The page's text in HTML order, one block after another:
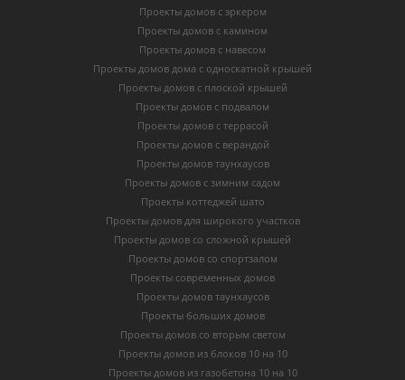
Проекты домов с эркером
Проекты домов с камином
Проекты домов с навесом
Проекты домов дома с односкатной крышей
Проекты домов с плоской крышей
Проекты домов с подвалом
Проекты домов с террасой
Проекты домов с верандой
Проекты домов таунхаусов
Проекты домов с зимним садом
Проекты коттеджей шато
Проекты домов для широкого участков
Проекты домов со сложной крышей
Проекты домов со спортзалом
Проекты современных домов
Проекты домов таунхаусов
Проекты больших домов
Проекты домов со вторым светом
Проекты домов из блоков 10 на 10
Проекты домов из газобетона 10 на 10